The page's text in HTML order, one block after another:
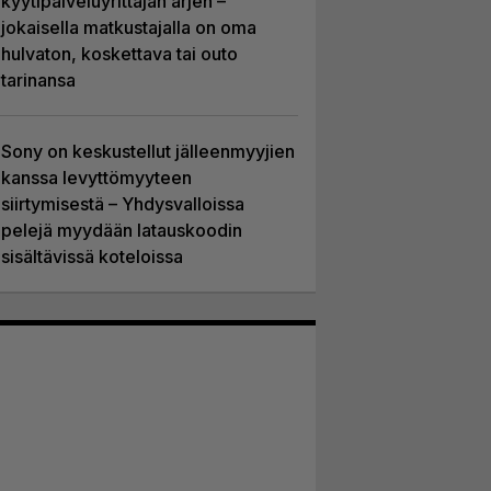
jokaisella matkustajalla on oma
hulvaton, koskettava tai outo
tarinansa
Sony on keskustellut jälleenmyyjien
kanssa levyttömyyteen
siirtymisestä – Yhdysvalloissa
pelejä myydään latauskoodin
sisältävissä koteloissa